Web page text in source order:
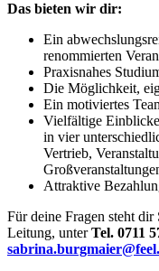
Das bieten wir dir:
Ein
renommierten
Praxisnahes
Die Möglichkeit,
Ein motiviertes
Vielfältige
in vier
Vertrieb,
Attraktive
Für deine Fragen steht
Leitung, unterTel. 0711